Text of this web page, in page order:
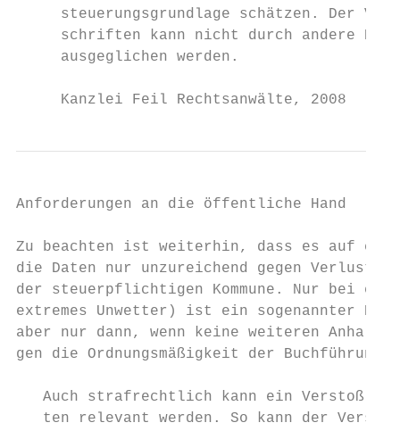
steuerungsgrundlage schätzen. Der
schriften kann nicht durch andere
     ausgeglichen werden.
Kanzlei Feil Rechtsanwälte, 2008
Anforderungen an die öffentliche Hand    13
Zu beachten ist weiterhin, dass es auf ein
die Daten nur unzureichend gegen Verlust
der steuerpflichtigen Kommune. Nur bei
extremes Unwetter) ist ein sogenannter
aber nur dann, wenn keine weiteren
gen die Ordnungsmäßigkeit der Buchführung
Auch strafrechtlich kann ein Verstoß
ten relevant werden. So kann der